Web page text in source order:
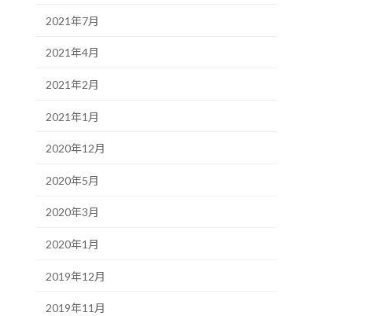
2021年7月
2021年4月
2021年2月
2021年1月
2020年12月
2020年5月
2020年3月
2020年1月
2019年12月
2019年11月